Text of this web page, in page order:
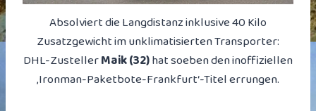
Absolviert die Langdistanz inklusive 40 Kilo
Zusatzgewicht im unklimatisierten Transporter:
DHL-ZustellerMaik (32)hat soeben den inoffiziellen
‚Ironman-Paketbote-Frankfurt‘-Titel errungen.